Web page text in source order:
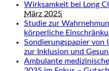
Wirksamkeit bei Long
März 2025
Studie zur
körperliche
Sondierungspapier von
zur Inklusion und
Ambulante